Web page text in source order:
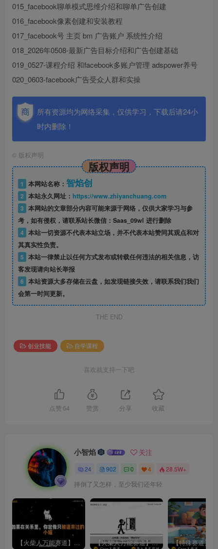
015_facebook聊单模式思维介绍和聊单广告创建
016_facebook像素创建和安装教程
017_facebook号 主页 bm 广告账户 系统性介绍
018_2026年0508-最新广告目标介绍和广告创建基础
019_0527-课程介绍 和facebook多账户管理 adspower养号
020_0603-facebook广告受众人群和实操
所有资源均为网络采集，仅供学习，下载后请24小
时内删除！
© 版权声明
版权声明
1 本网站名称： 智焰创
2 本站永久网址： https://www.zhiyanchuang.com
3 本网站的文章部分内容可能来源于网络，仅供大家学习与参
考，如有侵权，请联系站长微信：Saas_09wl 进行删除
4 本站一切资源不代表本站立场，并不代表本站赞同其观点和对
其真实性负责。
5 本站一律禁止以任何方式发布或转载任何违法的相关信息，访
客发现请向站长举报
6 本站资源大多存储在云盘，如发现链接失效，请联系我们我们
会第一时间更新。
THE END
创业技能 自学课程
喜欢就支持一下吧
点赞 64 赞赏 分享 收藏
小智焰 关注
24 902 0 4 28.5W+
摔倒了又怎样，至少我们还年轻
【火柴人万能赛道】火柴人心理学插画讲解视频丨扣子工作流智能体搭建coze工作流 【火柴人万能赛道】火柴人心理学智能文案视频丨扣子工作流智能体搭建coze工作流